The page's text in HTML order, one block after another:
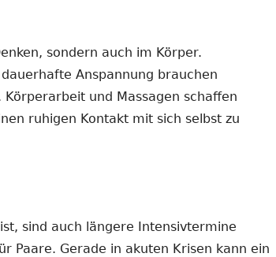
sondern auch im Körper.
Anspannung brauchen
und Massagen schaffen
ruhigen Kontakt mit sich selbst zu
sind auch längere Intensivtermine
Paare. Gerade in akuten Krisen kann ein